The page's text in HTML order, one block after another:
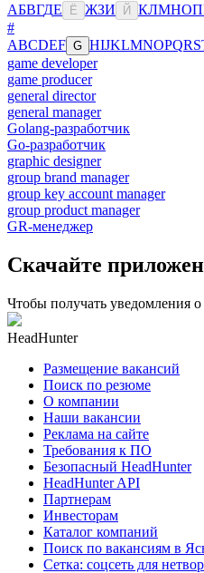
АБВГДЕ Ё ЖЗИ Й КЛМНОП
#
ABCDEF G HIJKLMNOPQRS
game developer
game producer
general director
general manager
Golang-разработчик
Go-разработчик
graphic designer
group brand manager
group key account manager
group product manager
GR-менеджер
Скачайте
Чтобы получать уведомления
HeadHunter
Размещение вакансий
Поиск по резюме
О компании
Наши вакансии
Реклама на сайте
Требования к ПО
Безопасный HeadHunter
HeadHunter API
Партнерам
Инвесторам
Каталог компаний
Поиск по вакансиям в
Сетка: соцсеть для